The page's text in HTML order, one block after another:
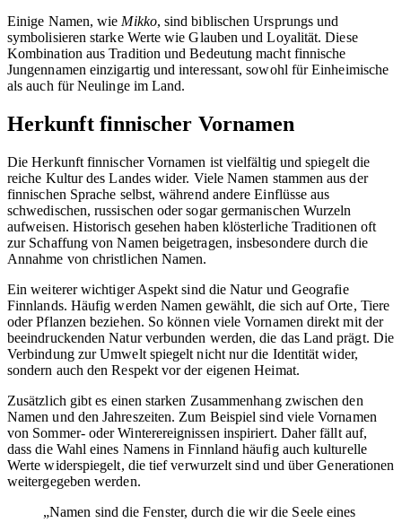
Einige Namen, wie Mikko, sind biblischen Ursprungs und
symbolisieren starke Werte wie Glauben und Loyalität. Diese
Kombination aus Tradition und Bedeutung macht finnische
Jungennamen einzigartig und interessant, sowohl für Einheimische
als auch für Neulinge im Land.
Herkunft finnischer Vornamen
Die Herkunft finnischer Vornamen ist vielfältig und spiegelt die
reiche Kultur des Landes wider. Viele Namen stammen aus der
finnischen Sprache selbst, während andere Einflüsse aus
schwedischen, russischen oder sogar germanischen Wurzeln
aufweisen. Historisch gesehen haben klösterliche Traditionen oft
zur Schaffung von Namen beigetragen, insbesondere durch die
Annahme von christlichen Namen.
Ein weiterer wichtiger Aspekt sind die Natur und Geografie
Finnlands. Häufig werden Namen gewählt, die sich auf Orte, Tiere
oder Pflanzen beziehen. So können viele Vornamen direkt mit der
beeindruckenden Natur verbunden werden, die das Land prägt. Die
Verbindung zur Umwelt spiegelt nicht nur die Identität wider,
sondern auch den Respekt vor der eigenen Heimat.
Zusätzlich gibt es einen starken Zusammenhang zwischen den
Namen und den Jahreszeiten. Zum Beispiel sind viele Vornamen
von Sommer- oder Winterereignissen inspiriert. Daher fällt auf,
dass die Wahl eines Namens in Finnland häufig auch kulturelle
Werte widerspiegelt, die tief verwurzelt sind und über Generationen
weitergegeben werden.
„Namen sind die Fenster, durch die wir die Seele eines